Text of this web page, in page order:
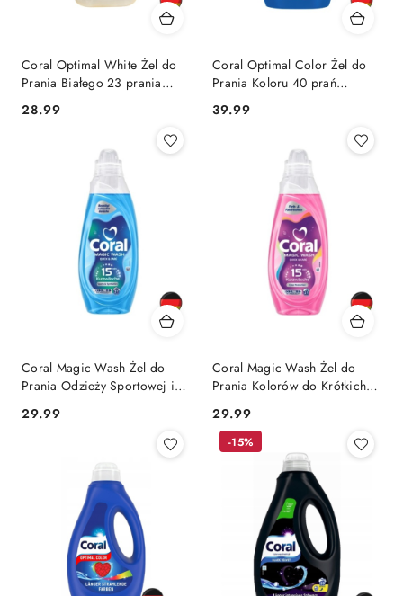
Coral Optimal White Żel do
Prania Białego 23 prania
(Niemcy)
Cena:
28.99
Coral Optimal Color Żel do
Prania Koloru 40 prań
(Niemcy)
Cena:
39.99
Coral Magic Wash Żel do
Prania Odzieży Sportowej i
15 minut 21 prań (Niemcy)
Cena:
29.99
Coral Magic Wash Żel do
Prania Kolorów do Krótkich
(Niemcy)
Cena:
29.99
-15%